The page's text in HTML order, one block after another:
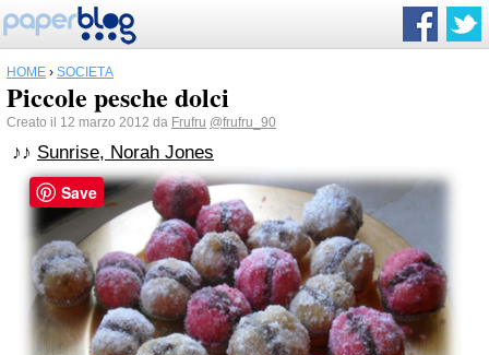
HOME › SOCIETÀ
Piccole pesche dolci
Creato il 12 marzo 2012 da Frufru @frufru_90
♪♪ Sunrise, Norah Jones
Save